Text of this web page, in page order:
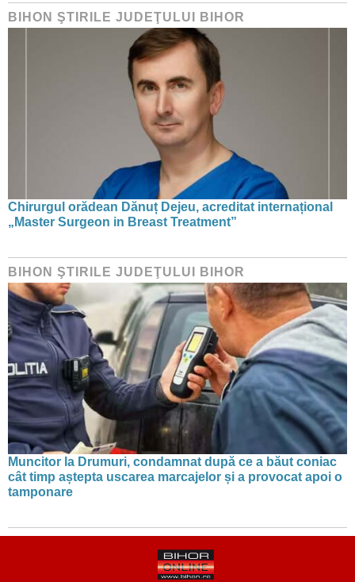
BIHON ŞTIRILE JUDEŢULUI BIHOR
Chirurgul orădean Dănuț Dejeu, acreditat internațional
„Master Surgeon in Breast Treatment”
BIHON ŞTIRILE JUDEŢULUI BIHOR
Muncitor la Drumuri, condamnat după ce a băut coniac
cât timp aștepta uscarea marcajelor și a provocat apoi o
tamponare